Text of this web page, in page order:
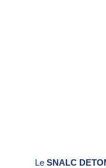
Le SNALC